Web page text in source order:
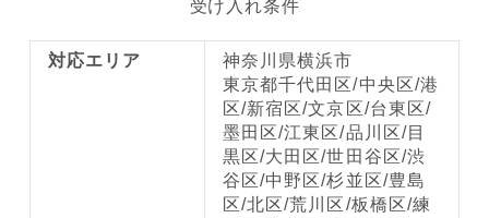
受け入れ条件
対応エリア
神奈川県横浜市
東京都千代田区/中央区/港
区/新宿区/文京区/台東区/
墨田区/江東区/品川区/目
黒区/大田区/世田谷区/渋
谷区/中野区/杉並区/豊島
区/北区/荒川区/板橋区/練